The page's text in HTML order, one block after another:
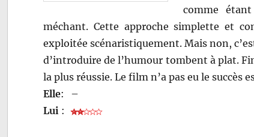
comme
méchant. Cette approche simplette et
exploitée scénaristiquement. Mais non,
d’introduire de l’humour tombent à plat.
la plus réussie. Le film n’a pas eu le succès
Elle:
–
Lui :